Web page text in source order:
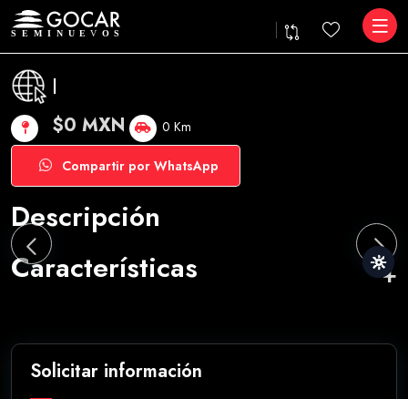
|
$0 MXN 0 Km
Compartir por WhatsApp
Descripción
Características
Solicitar información